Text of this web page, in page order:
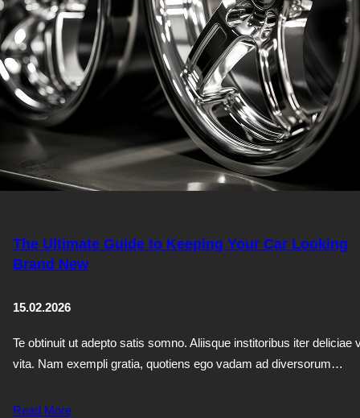
The Ultimate Guide to Keeping Your Car Looking
Brand New
15.02.2026
Te obtinuit ut adepto satis somno. Aliisque institoribus iter deliciae
vita. Nam exempli gratia, quotiens ego vadam ad diversorum…
Read More